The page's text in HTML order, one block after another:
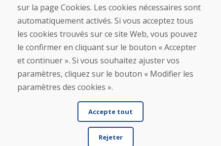
Boutique en ligne
Expédition et paiement
Procédure de réclamation
Politique de retour et d’échange
Politique de confidentialité (RGPD)
Gestion des Cookies
sur la page Cookies. Les cookies nécessaires sont
automatiquement activés. Si vous acceptez tous
les cookies trouvés sur ce site Web, vous pouvez
le confirmer en cliquant sur le bouton « Accepter
et continuer ». Si vous souhaitez ajuster vos
paramètres, cliquez sur le bouton « Modifier les
paramètres des cookies ».
Accepte tout
Rejeter